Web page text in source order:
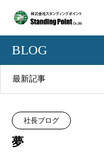
BLOG
最新記事
社長ブログ
夢